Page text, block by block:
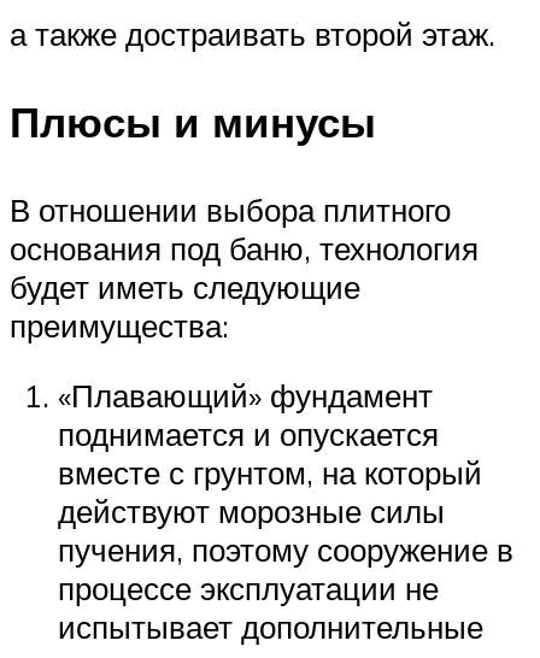
а также достраивать второй этаж.
Плюсы и минусы
В отношении выбора плитного
основания под баню, технология
будет иметь следующие
преимущества:
«Плавающий» фундамент
поднимается и опускается
вместе с грунтом, на который
действуют морозные силы
пучения, поэтому сооружение в
процессе эксплуатации не
испытывает дополнительные